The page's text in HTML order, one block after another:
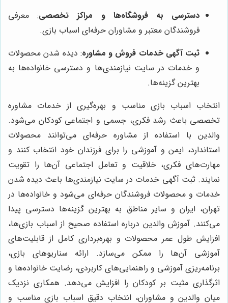
دسترسی به فروشگاه‌ها و مراکز تخصصی: معرفی
فروشندگان معتبر و مشاوران حرفه‌ای اسباب بازی.
ثبت آگهی خدمات فروش و مشاوره: دیده شدن محصولات
و خدمات در سایت نیازمندی‌ها و دسترسی خانواده‌ها به
بهترین گزینه‌ها.
انتخاب اسباب بازی مناسب و بهره‌گیری از خدمات مشاوره
تخصصی باعث رشد فکری، جسمی و اجتماعی کودکان می‌شود.
والدین با استفاده از مشاوره حرفه‌ای می‌توانند محصولات
استاندارد، ایمن و آموزشی را برای فرزندان خود انتخاب کنند و
مهارت‌های فکری، خلاقیت و تعامل اجتماعی آن‌ها را تقویت
نمایند. ثبت آگهی خدمات در سایت نیازمندی‌ها باعث دیده شدن
خدمات و محصولات فروشندگان حرفه‌ای می‌شود و خانواده‌ها در
تهران، ایران و سایر مناطق به بهترین گزینه‌ها دسترسی پیدا
می‌کنند. آموزش والدین درباره استفاده صحیح از اسباب بازی‌ها،
افزایش طول عمر محصولات و بهره‌برداری کامل از قابلیت‌های
آموزشی آن‌ها را ممکن می‌سازد. ارائه سناریوهای بازی،
برنامه‌ریزی آموزشی و راهنمایی‌های کاربردی، رضایت خانواده‌ها و
اثرگذاری مثبت بر کودکان را افزایش می‌دهد. همکاری نزدیک
میان والدین و مشاوران، انتخاب دقیق اسباب بازی مناسب و